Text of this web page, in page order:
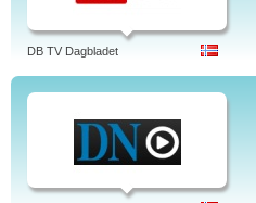
DB TV Dagbladet